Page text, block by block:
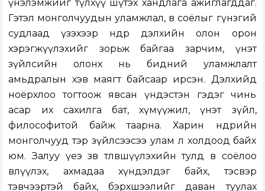
үнэлэмжийг түлхүү шүтэх хандлага ажиглагддаг.
Гэтэл монголчуудын уламжлал, өв соёлыг гүнзгий
судлаад үзэхээр өнөөдөр дэлхийн олон орон
хэрэгжүүлэхийг зорьж байгаа зарчим, үнэт
зүйлсийн олонх нь бидний уламжлалт
амьдралын хэв маягт байсаар ирсэн. Дэлхийд
ноёрхлоо тогтоож явсан үндэстэн гэдэг чинь
асар их сахилга бат, хүмүүжил, үнэт зүйл,
философитой байж таарна. Харин өнөөдрийн
монголчууд тэр зүйлсээсээ улам л холдоод байх
юм. Залуу үеэ зөв төлөвшүүлэхийн тулд өв соёлоо
өвлүүлэх, ахмадаа хүндэлдэг байх, тэсвэр
тэвчээртэй байх, бэрхшээлийг даван туулах